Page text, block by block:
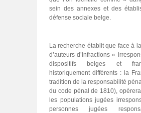
sein des annexes et des
défense sociale belge.
La recherche établit que face à
d’auteurs d’infractions «
dispositifs belges et
historiquement différents : la
tradition de la responsabilité
du code pénal de 1810),
les populations jugées
personnes jugées